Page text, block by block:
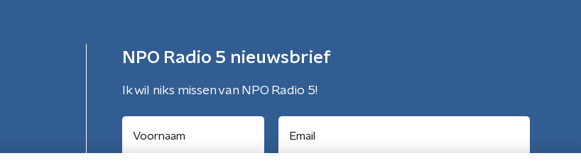
NPO Radio 5 nieuwsbrief
Ik wil niks missen van NPO Radio 5!